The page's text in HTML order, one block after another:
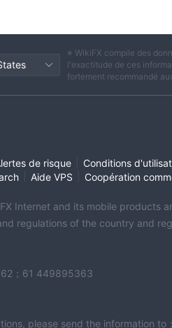
※ WikiFX compile des
l'exactitude de ces
fortement recommandé
de risque Conditions
Aide VPS Coopération
Internet and its mobile products
regulations of the country and
；61 449895363
please send the information to